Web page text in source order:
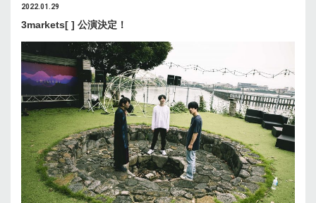
2022.01.29
3markets[ ] 公演決定！